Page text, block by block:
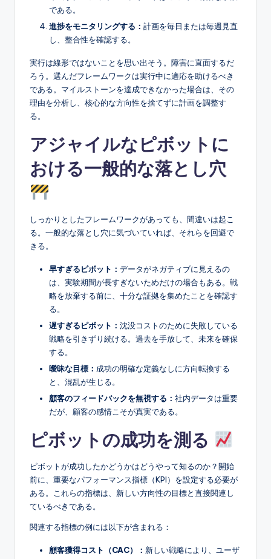
である。
進捗をモニタリングする： 計画を毎日または毎週見直
し、整合性を確認する。
実行は線形ではないことを思い出そう。障害に直面するだ
ろう。選んだフレームワークは実行中に適応を助けるべき
である。マイルストーンを達成できなかった場合は、その
理由を分析し、核心的な方向性を捨てずに計画を調整す
る。
アジャイルなピボットに
おける一般的な落とし穴
しっかりとしたフレームワークがあっても、間違いは起こ
る。一般的な落とし穴に気づいていれば、それらを回避で
きる。
早すぎるピボット： データがネガティブに見えるの
は、実験期間が長すぎないためだけの場合もある。戦
略を放棄する前に、十分な証拠を集めたことを確認す
る。
遅すぎるピボット： 沈没コストのために失敗している
戦略を引きずり続ける。過去を手放して、未来を確保
する。
曖昧な目標： 成功の明確な定義なしに方向転換する
と、混乱が生じる。
顧客のフィードバックを無視する： 社内データは重要
だが、顧客の感情こそが真実である。
ピボットの成功を測る
ピボットが成功したかどうかはどうやって知るのか？開始
前に、重要なパフォーマンス指標（KPI）を設定する必要が
ある。これらの指標は、新しい方向性の目標と直接関連し
ているべきである。
関連する指標の例には以下が含まれる：
顧客獲得コスト（CAC）： 新しい戦略により、ユーザ